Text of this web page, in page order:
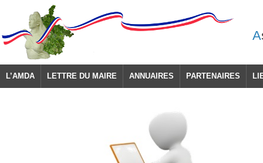
A
L’AMDA LETTRE DU MAIRE ANNUAIRES PARTENAIRES